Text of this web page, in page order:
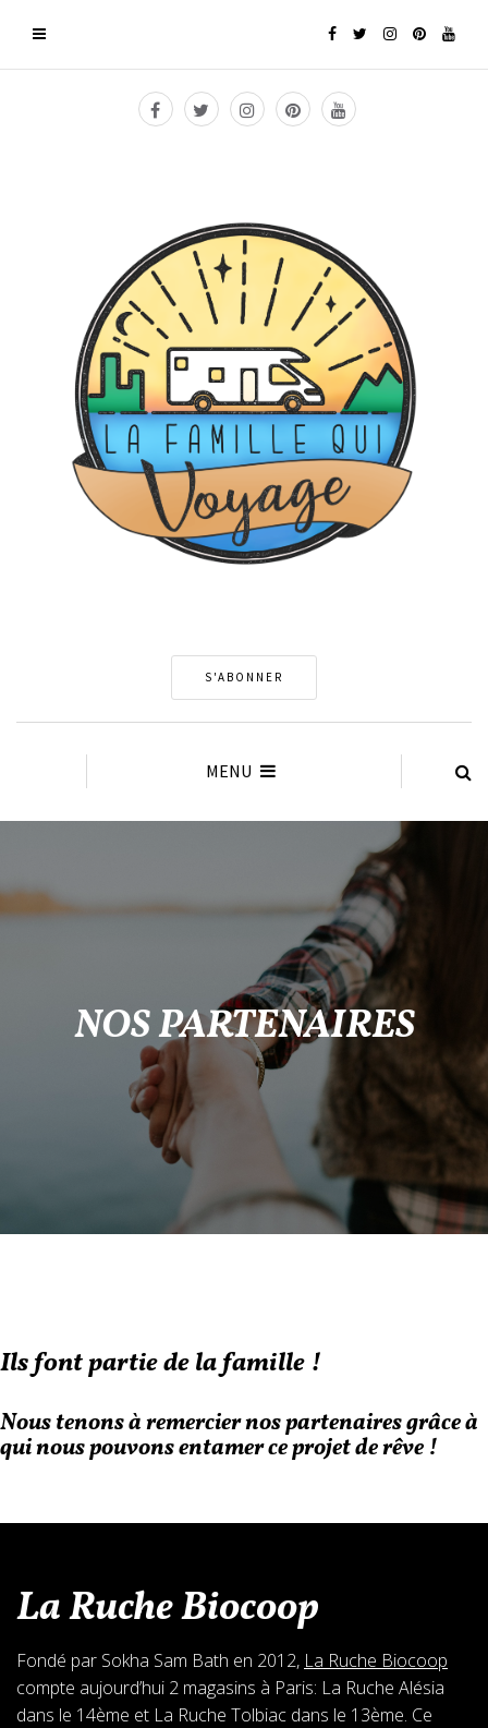
S'ABONNER
MENU
NOS PARTENAIRES
Ils font partie de la famille !
Nous tenons à remercier nos partenaires grâce à
qui nous pouvons entamer ce projet de rêve !
La Ruche Biocoop
Fondé par Sokha Sam Bath en 2012, La Ruche Biocoop
compte aujourd’hui 2 magasins à Paris: La Ruche Alésia
dans le 14ème et La Ruche Tolbiac dans le 13ème. Ce